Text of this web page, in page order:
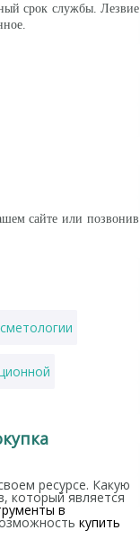
срок службы. Лезвие
сайте или позвонив
ресурсе. Какую
который является
в
купить